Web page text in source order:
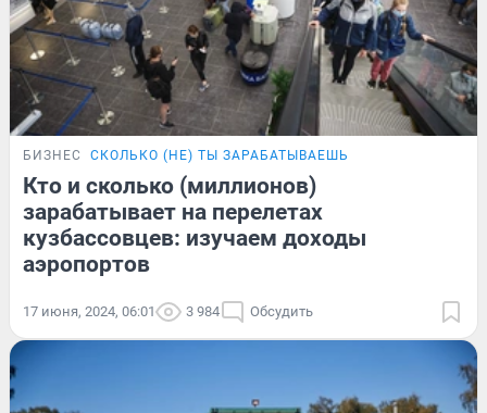
БИЗНЕС СКОЛЬКО (НЕ) ТЫ ЗАРАБАТЫВАЕШЬ
Кто и сколько (миллионов)
зарабатывает на перелетах
кузбассовцев: изучаем доходы
аэропортов
17 июня, 2024, 06:01 3 984 Обсудить